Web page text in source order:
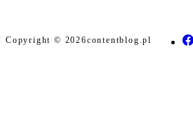
Copyright © 2026contentblog.pl